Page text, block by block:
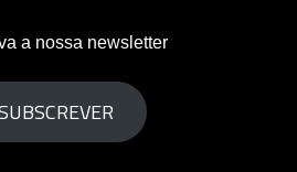
a nossa newsletter